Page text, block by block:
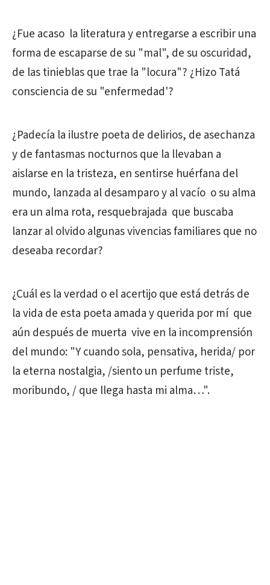
¿Fue acaso la literatura y entregarse a escribir una
forma de escaparse de su "mal", de su oscuridad,
de las tinieblas que trae la "locura"? ¿Hizo Tatá
consciencia de su "enfermedad'?
¿Padecía la ilustre poeta de delirios, de asechanza
y de fantasmas nocturnos que la llevaban a
aislarse en la tristeza, en sentirse huérfana del
mundo, lanzada al desamparo y al vacío o su alma
era un alma rota, resquebrajada que buscaba
lanzar al olvido algunas vivencias familiares que no
deseaba recordar?
¿Cuál es la verdad o el acertijo que está detrás de
la vida de esta poeta amada y querida por mí que
aún después de muerta vive en la incomprensión
del mundo: "Y cuando sola, pensativa, herida/ por
la eterna nostalgia, /siento un perfume triste,
moribundo, / que llega hasta mi alma…".